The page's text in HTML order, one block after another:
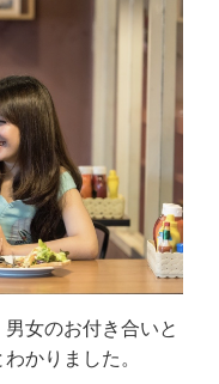
女のお付き合いと
かりました。